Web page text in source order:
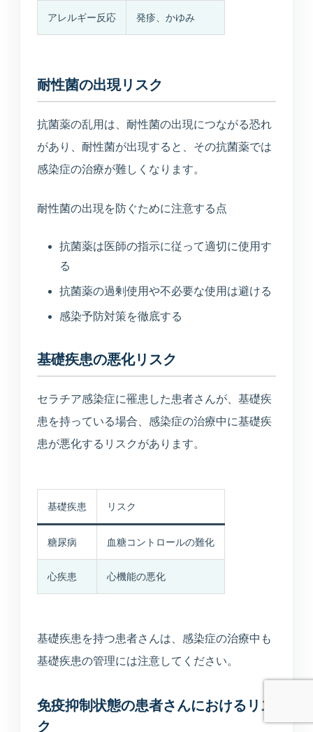
アレルギー反応 発疹、かゆみ
耐性菌の出現リスク
抗菌薬の乱用は、耐性菌の出現につながる恐れ
があり、耐性菌が出現すると、その抗菌薬では
感染症の治療が難しくなります。
耐性菌の出現を防ぐために注意する点
抗菌薬は医師の指示に従って適切に使用す
る
抗菌薬の過剰使用や不必要な使用は避ける
感染予防対策を徹底する
基礎疾患の悪化リスク
セラチア感染症に罹患した患者さんが、基礎疾
患を持っている場合、感染症の治療中に基礎疾
患が悪化するリスクがあります。
基礎疾患 リスク
糖尿病 血糖コントロールの難化
心疾患 心機能の悪化
基礎疾患を持つ患者さんは、感染症の治療中も
基礎疾患の管理には注意してください。
免疫抑制状態の患者さんにおけるリス
ク
MARUOKA AI GUIDE
まるおかAI案内
護の窓口をすぐご案内します。
こんにちは。予約ページ、電話番号、診
目安をご案内できます。
診断や個人情報の受付は行わず、公開中の院
予約ページはどこ？ 今やってる？ 美容の問い合わせ先は？
送信